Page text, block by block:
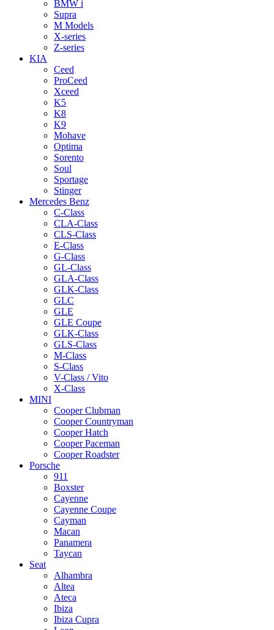
BMW i
Supra
M Models
X-series
Z-series
KIA
Ceed
ProCeed
Xceed
K5
K8
K9
Mohave
Optima
Sorento
Soul
Sportage
Stinger
Mercedes Benz
C-Class
CLA-Class
CLS-Class
E-Class
G-Class
GL-Class
GLA-Class
GLK-Class
GLC
GLE
GLE Coupe
GLK-Class
GLS-Class
M-Class
S-Class
V-Class / Vito
X-Class
MINI
Cooper Clubman
Cooper Countryman
Cooper Hatch
Cooper Paceman
Cooper Roadster
Porsche
911
Boxster
Cayenne
Cayenne Coupe
Cayman
Macan
Panamera
Taycan
Seat
Alhambra
Altea
Ateca
Ibiza
Ibiza Cupra